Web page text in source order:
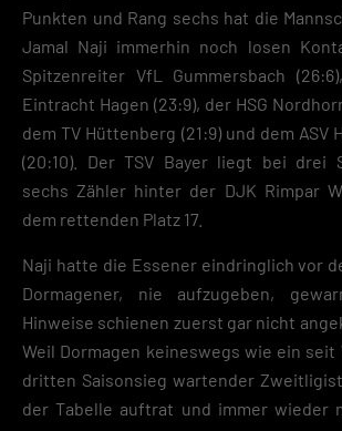
Punkten und Rang sechs hat die
Jamal Naji immerhin noch losen
Spitzenreiter VfL Gummersbach
Eintracht Hagen (23:9), der HSG
dem TV Hüttenberg (21:9) und dem ASV
(20:10). Der TSV Bayer liegt bei drei
sechs Zähler hinter der DJK Rimpar
dem rettenden Platz 17.
Naji hatte die Essener eindringlich vor
Dormagener, nie aufzugeben,
Hinweise schienen zuerst gar nicht
Weil Dormagen keineswegs wie ein seit
dritten Saisonsieg wartender
der Tabelle auftrat und immer wieder